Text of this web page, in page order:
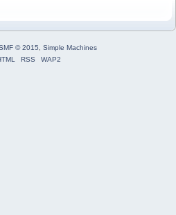
© 2015
Simple Machines
RSS WAP2